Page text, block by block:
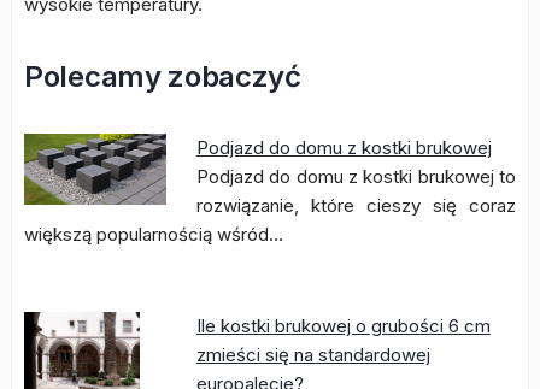
Polecamy zobaczyć
Podjazd do domu z kostki brukowej
Podjazd do domu z kostki brukowej to
rozwiązanie, które cieszy się coraz
większą popularnością wśród…
Ile kostki brukowej o grubości 6 cm
zmieści się na standardowej
europalecie?